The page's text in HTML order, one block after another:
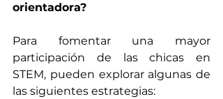
orientadora?
Para fomentar una mayor
participación de las chicas en
STEM, pueden explorar algunas de
las siguientes estrategias: